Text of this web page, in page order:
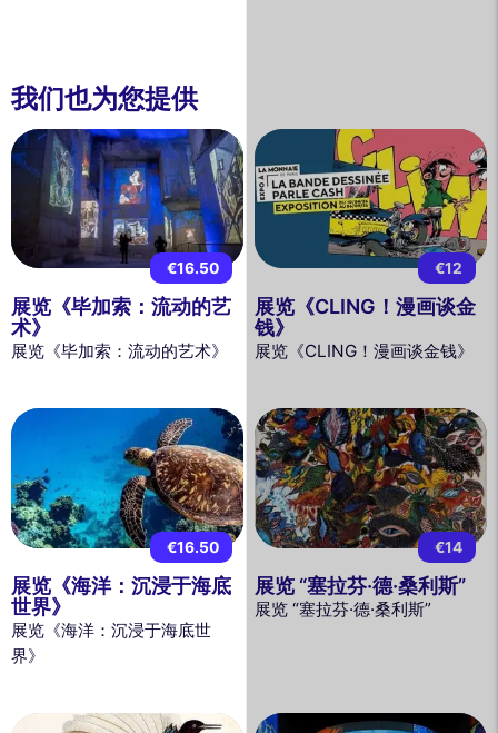
我们也为您提供
€16.50
展览《毕加索：流动的艺
术》
展览《毕加索：流动的艺术》
€12
展览《CLING！漫画谈金
钱》
展览《CLING！漫画谈金钱》
€16.50
展览《海洋：沉浸于海底
世界》
展览《海洋：沉浸于海底世
界》
€14
展览 “塞拉芬·德·桑利斯”
展览 “塞拉芬·德·桑利斯”